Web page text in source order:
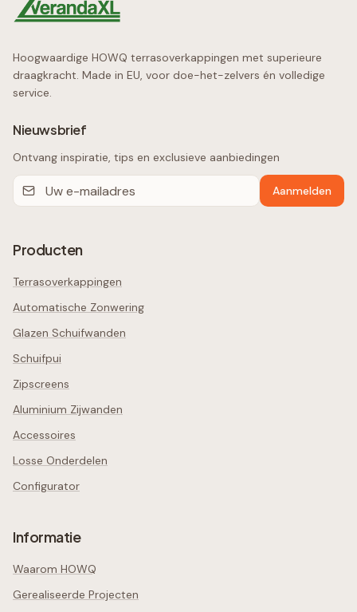
Hoogwaardige HOWQ terrasoverkappingen met superieure
draagkracht. Made in EU, voor doe-het-zelvers én volledige
service.
Nieuwsbrief
Ontvang inspiratie, tips en exclusieve aanbiedingen
Aanmelden
Producten
Terrasoverkappingen
Automatische Zonwering
Glazen Schuifwanden
Schuifpui
Zipscreens
Aluminium Zijwanden
Accessoires
Losse Onderdelen
Configurator
Informatie
Waarom HOWQ
Gerealiseerde Projecten